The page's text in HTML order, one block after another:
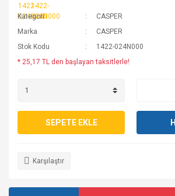
Kategori
CASPER
Marka
CASPER
Stok Kodu
1422-024N000
* 25,17 TL den başlayan taksitlerle!
SEPETE EKLE
Karşılaştır